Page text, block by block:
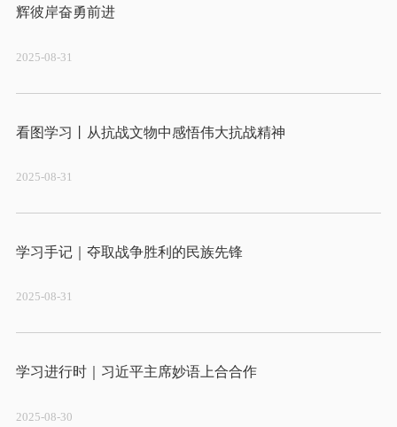
辉彼岸奋勇前进
2025-08-31
2025-08-31
2025-08-31
学习进行时｜习近平主席妙语上合合作
2025-08-30